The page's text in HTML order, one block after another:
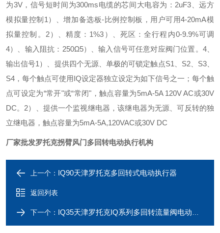
为3V， 信号短时间为300ms电缆的芯间大电容为： 2uF3 、远方
模拟量控制 1 ）、增加备选板-比例控制板，用户可用4-20mA模
拟量控制。 2）、精度： 1%3 ）、死区：全行程内0-9.9%可调
4）、输入阻抗： 250Ω5）、输入信号可任意对应阀门位置。 4、
输出信号1 ）、提供四个无源、单极的可锁定触点S1 S2、 S3、
S4 ，每个触点可使用IQ设定器独立设定为如下信号之一；每个触
点可设定为“常开"或“常闭" ，触点容量为5mA-5A 120V AC或30V
DC。 2）、提供一个监视继电器，该继电器为无源、可反转的独
立继电器，触点容量为5mA-5A,120VAC或30V DC
厂家批发罗托克拐臂风门多回转电动执行机构
上一个： IQ90天津罗托克多回转式电动执行器
返回列表
下一个： IQ35天津罗托克IQ系列多回转流量阀电动执行机构